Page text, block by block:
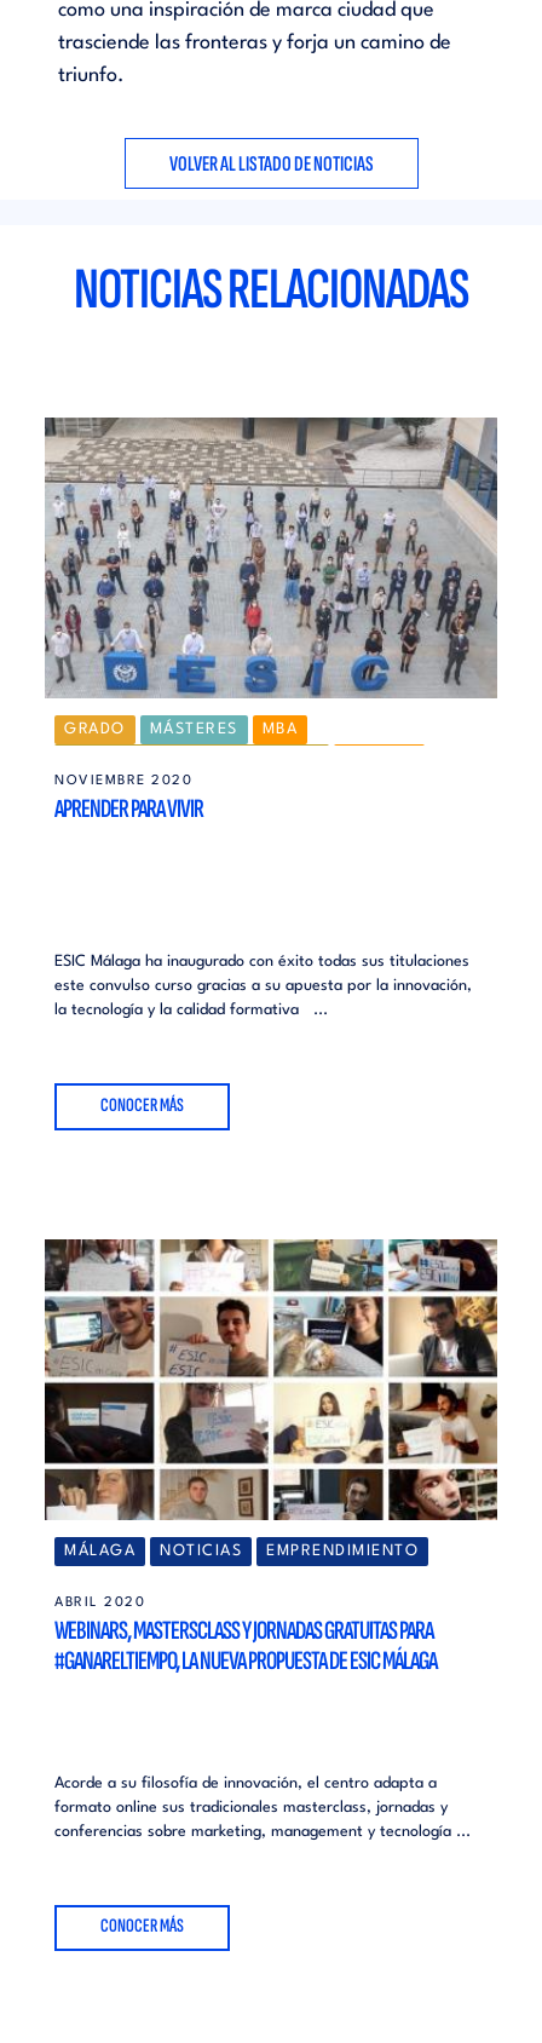
como una inspiración de marca ciudad que
trasciende las fronteras y forja un camino de
triunfo.
VOLVER AL LISTADO DE NOTICIAS
NOTICIAS RELACIONADAS
GRADO MÁSTERES
MBA
NOTICIAS
NOVIEMBRE 2020
APRENDER PARA VIVIR
ESIC Málaga ha inaugurado con éxito todas sus titulaciones
este convulso curso gracias a su apuesta por la innovación,
la tecnología y la calidad formativa ...
CONOCER MÁS
MÁLAGA NOTICIAS EMPRENDIMIENTO
ABRIL 2020
WEBINARS, MASTERSCLASS Y JORNADAS GRATUITAS PARA
#GANARELTIEMPO, LA NUEVA PROPUESTA DE ESIC MÁLAGA
Acorde a su filosofía de innovación, el centro adapta a
formato online sus tradicionales masterclass, jornadas y
conferencias sobre marketing, management y tecnología ...
CONOCER MÁS